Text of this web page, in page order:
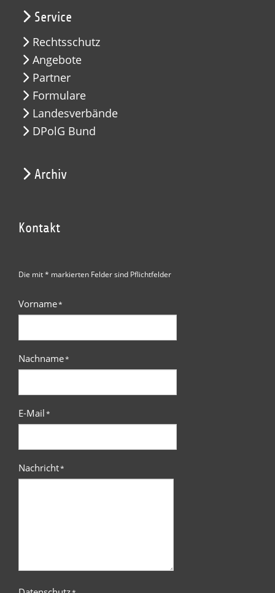
Service
Rechtsschutz
Angebote
Partner
Formulare
Landesverbände
DPolG Bund
Archiv
Kontakt
Die mit * markierten Felder sind Pflichtfelder
Vorname*
Nachname*
E-Mail*
Nachricht*